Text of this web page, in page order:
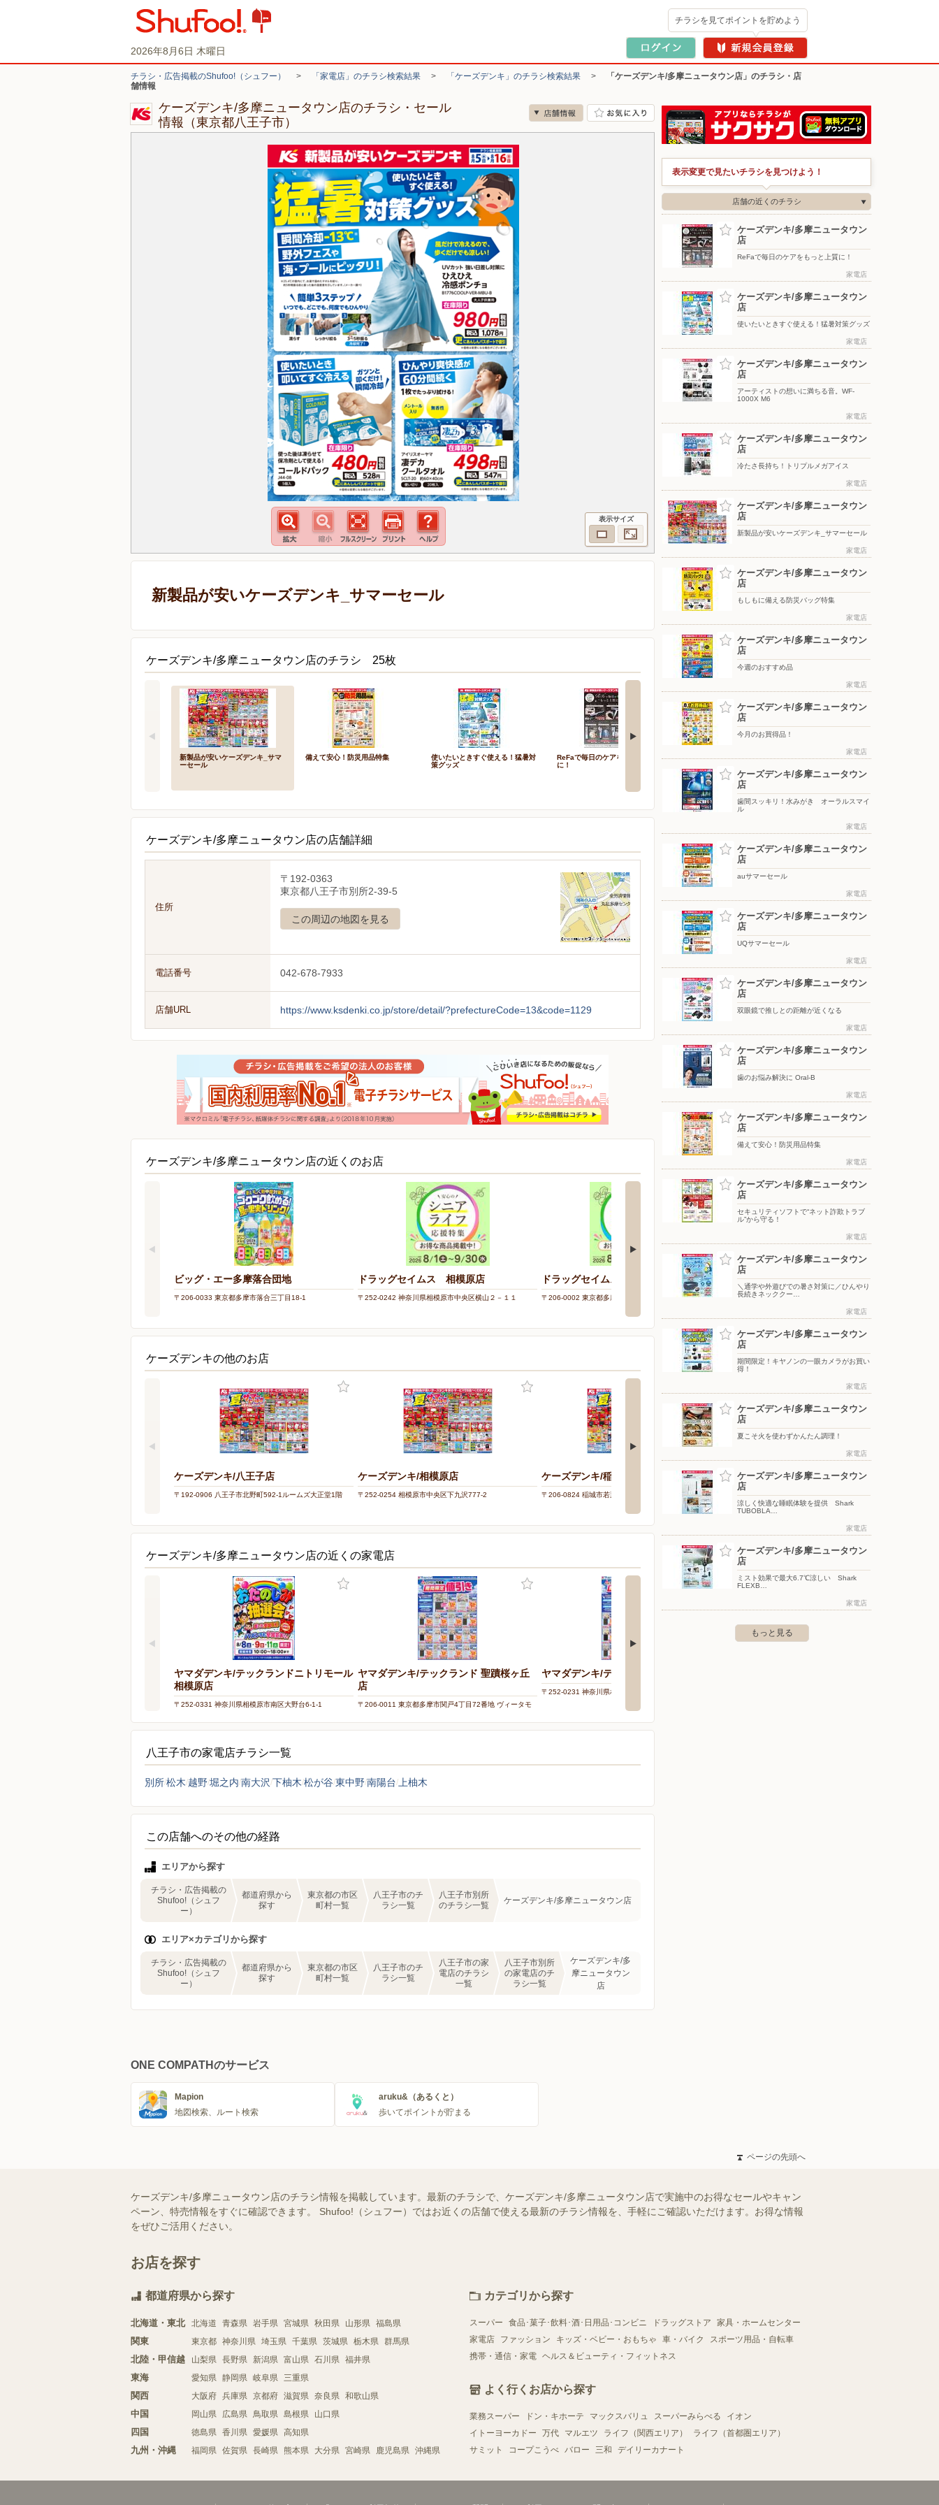
2026年8月6日 木曜日
チラシを見てポイントを貯めよう
チラシ・広告掲載のShufoo!（シュフー） > 「家電店」のチラシ検索結果 > 「ケーズデンキ」のチラシ検索結果 >
「ケーズデンキ/多摩ニュータウン店」のチラシ・店
舗情報
ケーズデンキ/多摩ニュータウン店のチラシ・セール
情報（東京都八王子市）
表示サイズ
新製品が安いケーズデンキ_サマーセール
ケーズデンキ/多摩ニュータウン店のチラシ 25枚
新製品が安いケーズデンキ_サマ
ーセール
備えて安心！防災用品特集
使いたいときすぐ使える！猛暑対
策グッズ
ReFaで毎日のケアをもっと上質
に！
アーティストの想いに満ちる音。
冷たさ長持ち！トリプルメガアイ
ケーズデンキ/多摩ニュータウン店の店舗詳細
住所
〒192-0363
東京都八王子市別所2-39-5
この周辺の地図を見る
電話番号 042-678-7933
店舗URL https://www.ksdenki.co.jp/store/detail/?prefectureCode=13&code=1129
ケーズデンキ/多摩ニュータウン店の近くのお店
ビッグ・エー多摩落合団地
〒206-0033 東京都多摩市落合三丁目18-1
ドラッグセイムス 相模原店
〒252-0242 神奈川県相模原市中央区横山２－１１
ドラッグセイムス 聖蹟桜ヶ丘店
〒206-0002 東京都多摩市一ノ宮3-1-3
ヤマダデンキ/テックランド 聖蹟桜ヶ丘
〒206-0011 東京都多摩市関戸4丁目72番地 ヴィータモ
ールせいせき2F〜4F
ケーズデンキの他のお店
ケーズデンキ/八王子店
〒192-0906 八王子市北野町592-1ルームズ大正堂1階
ケーズデンキ/相模原店
〒252-0254 相模原市中央区下九沢777-2
ケーズデンキ/稲城若葉台店
〒206-0824 稲城市若葉台2-10-2
ケーズデンキ/府中本店
〒183-0044 府中市日鋼町1-4
ケーズデンキ/多摩ニュータウン店の近くの家電店
ヤマダデンキ/テックランドニトリモール
相模原店
〒252-0331 神奈川県相模原市南区大野台6-1-1
ヤマダデンキ/テックランド 聖蹟桜ヶ丘
店
〒206-0011 東京都多摩市関戸4丁目72番地 ヴィータモ
ヤマダデンキ/テックランド相模原店
〒252-0231 神奈川県相模原市中央区相模原8-11-1
八王子市の家電店チラシ一覧
別所松木 越野堀之内 南大沢 下柚木 松が谷 東中野南陽台 上柚木
この店舗へのその他の経路
エリアから探す
チラシ・広告掲載の
Shufoo!（シュフ
ー）
都道府県から
探す
東京都の市区
町村一覧
八王子市のチ
ラシ一覧
八王子市別所
のチラシ一覧
ケーズデンキ/多摩ニュータウン店
エリア×カテゴリから探す
チラシ・広告掲載の
Shufoo!（シュフ
ー）
都道府県から
探す
東京都の市区
町村一覧
八王子市のチ
ラシ一覧
八王子市の家
電店のチラシ
一覧
八王子市別所
の家電店のチ
ラシ一覧
ケーズデンキ/多
摩ニュータウン
店
表示変更で見たいチラシを見つけよう！
店舗の近くのチラシ
ケーズデンキ/多摩ニュータウン
店
ReFaで毎日のケアをもっと上質に！
家電店
ケーズデンキ/多摩ニュータウン
店
使いたいときすぐ使える！猛暑対策グッズ
家電店
ケーズデンキ/多摩ニュータウン
店
アーティストの想いに満ちる音。WF-
1000X M6
家電店
ケーズデンキ/多摩ニュータウン
店
冷たさ長持ち！トリプルメガアイス
家電店
ケーズデンキ/多摩ニュータウン
店
新製品が安いケーズデンキ_サマーセール
家電店
ケーズデンキ/多摩ニュータウン
店
もしもに備える防災バッグ特集
家電店
ケーズデンキ/多摩ニュータウン
店
今週のおすすめ品
家電店
ケーズデンキ/多摩ニュータウン
店
今月のお買得品！
家電店
ケーズデンキ/多摩ニュータウン
店
歯間スッキリ！水みがき オーラルスマイ
ル
家電店
ケーズデンキ/多摩ニュータウン
店
auサマーセール
家電店
ケーズデンキ/多摩ニュータウン
店
UQサマーセール
家電店
ケーズデンキ/多摩ニュータウン
店
双眼鏡で推しとの距離が近くなる
家電店
ケーズデンキ/多摩ニュータウン
店
歯のお悩み解決に Oral-B
家電店
ケーズデンキ/多摩ニュータウン
店
備えて安心！防災用品特集
家電店
ケーズデンキ/多摩ニュータウン
店
セキュリティソフトで“ネット詐欺トラブ
ル”から守る！
家電店
ケーズデンキ/多摩ニュータウン
店
＼通学や外遊びでの暑さ対策に／ひんやり
長続きネッククー…
家電店
ケーズデンキ/多摩ニュータウン
店
期間限定！キヤノンの一眼カメラがお買い
得！
家電店
ケーズデンキ/多摩ニュータウン
店
夏こそ火を使わずかんたん調理！
家電店
ケーズデンキ/多摩ニュータウン
店
涼しく快適な睡眠体験を提供 Shark
TUBOBLA…
家電店
ケーズデンキ/多摩ニュータウン
店
ミスト効果で最大6.7℃涼しい Shark
FLEXB…
家電店
もっと見る
ONE COMPATHのサービス
Mapion
地図検索、ルート検索
aruku&（あるくと）
歩いてポイントが貯まる
ページの先頭へ
ケーズデンキ/多摩ニュータウン店のチラシ情報を掲載しています。最新のチラシで、ケーズデンキ/多摩ニュータウン店で実施中のお得なセールやキャン
ペーン、特売情報をすぐに確認できます。 Shufoo!（シュフー）ではお近くの店舗で使える最新のチラシ情報を、手軽にご確認いただけます。お得な情報
をぜひご活用ください。
お店を探す
都道府県から探す
北海道・東北 北海道 青森県 岩手県 宮城県 秋田県 山形県 福島県
関東 東京都 神奈川県 埼玉県 千葉県 茨城県 栃木県 群馬県
北陸・甲信越 山梨県 長野県 新潟県 富山県 石川県 福井県
東海 愛知県 静岡県 岐阜県 三重県
関西 大阪府 兵庫県 京都府 滋賀県 奈良県 和歌山県
中国 岡山県 広島県 鳥取県 島根県 山口県
四国 徳島県 香川県 愛媛県 高知県
九州・沖縄 福岡県 佐賀県 長崎県 熊本県 大分県 宮崎県 鹿児島県 沖縄県
カテゴリから探す
スーパー 食品･菓子･飲料･酒･日用品･コンビニ ドラッグストア
家具・ホームセンター
家電店
ファッション キッズ・ベビー・おもちゃ 車・バイク
スポーツ用品・自転車
携帯・通信・家電 ヘルス＆ビューティ・フィットネス
よく行くお店から探す
業務スーパー ドン・キホーテ マックスバリュ スーパーみらべる
イオン
イトーヨーカドー
万代 マルエツ ライフ（関西エリア）
ライフ（首都圏エリア）
サミット
コープこうべ バロー 三和 デイリーカナート